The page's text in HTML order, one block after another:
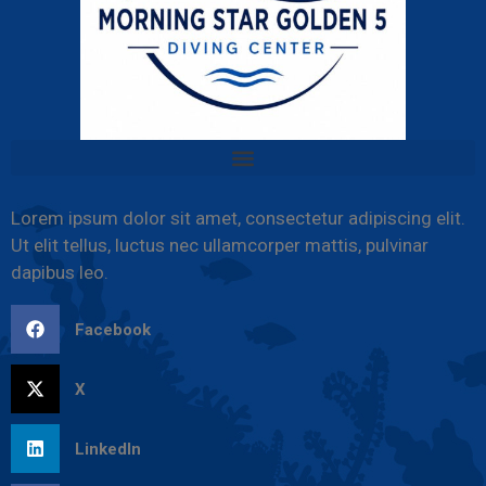
Lorem ipsum dolor sit amet, consectetur adipiscing elit.
Ut elit tellus, luctus nec ullamcorper mattis, pulvinar
dapibus leo.
Facebook
X
LinkedIn